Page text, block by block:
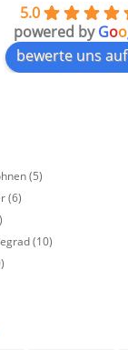
5.0
powered byGoo
bewerte uns auf
(5)
(6)
(10)